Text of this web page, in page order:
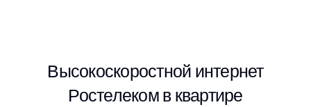
Высокоскоростной интернет
Ростелеком в квартире